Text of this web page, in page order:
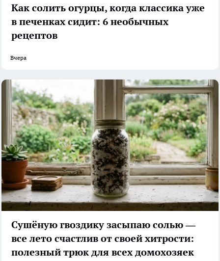
Как солить огурцы, когда классика уже
в печенках сидит: 6 необычных
рецептов
Вчера
Сушёную гвоздику засыпаю солью —
все лето счастлив от своей хитрости:
полезный трюк для всех домохозяек